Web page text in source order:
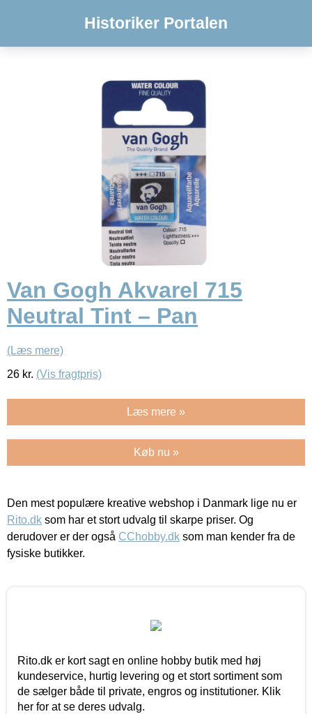
Historiker Portalen
Van Gogh Akvarel 715
Neutral Tint – Pan
(Læs mere)
26 kr. (Vis fragtpris)
Læs mere »
Køb nu »
Den mest populære kreative webshop i Danmark lige nu er
Rito.dk som har et stort udvalg til skarpe priser. Og
derudover er der også CChobby.dk som man kender fra de
fysiske butikker.
Rito.dk er kort sagt en online hobby butik med høj
kundeservice, hurtig levering og et stort sortiment som
de sælger både til private, engros og institutioner. Klik
her for at se deres udvalg.